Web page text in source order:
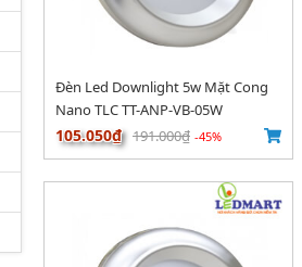
Đèn Led Downlight 5w Mặt Cong
Nano TLC TT-ANP-VB-05W
105.050₫ 191.000₫ -45%